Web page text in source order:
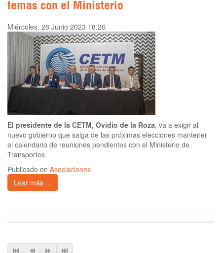
temas con el Ministerio
Miércoles, 28 Junio 2023 18:26
El presidente de la CETM, Ovidio de la Roza, va a exigir al
nuevo gobierno que salga de las próximas elecciones mantener
el calendario de reuniones pendientes con el Ministerio de
Transportes.
Publicado en Asociaciones
Leer más ...